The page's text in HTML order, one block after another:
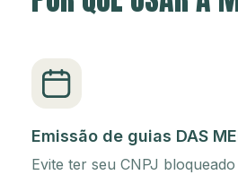
Emissão de guias DAS
Evite ter seu CNPJ